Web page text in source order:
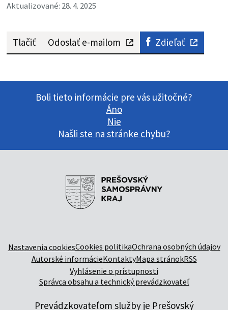
Aktualizované: 28. 4. 2025
Tlačiť Odoslať e-mailom Zdieľať
Boli tieto informácie pre vás užitočné?
Áno
Nie
Našli ste na stránke chybu?
Nastavenia cookiesCookies politikaOchrana osobných údajov
Autorské informácieKontaktyMapa stránokRSS
Vyhlásenie o prístupnosti
Správca obsahu a technický prevádzkovateľ
Prevádzkovateľom služby je Prešovský